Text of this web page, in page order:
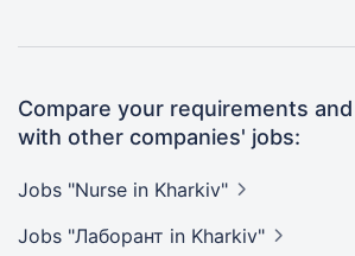
Compare your requirements
with other companies' jobs:
Jobs "Nurse in Kharkiv"
Jobs "Лаборант in Kharkiv"